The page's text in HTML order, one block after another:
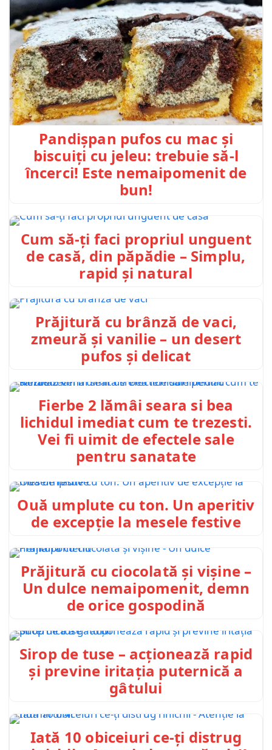
Pandișpan pufos cu mac și
biscuiți cu jeleu: trebuie să-l
încerci! Este nemaipomenit de
bun!
Cum să-ți faci propriul unguent
de casă, din păpădie – Simplu,
rapid și natural
Prăjitură cu brânză de vaci,
zmeură și vanilie – un desert
pufos și delicat
Fierbe 2 lămâi seara si bea
lichidul imediat cum te trezesti.
Vei fi uimit de efectele sale
pentru sanatate
Ouă umplute cu ton. Un aperitiv
de excepție la mesele festive
Prăjitură cu ciocolată și vișine –
Un dulce nemaipomenit, demn
de orice gospodină
Sirop de tuse – acționează rapid
și previne iritația puternică a
gâtului
Iată 10 obiceiuri ce-ți distrug